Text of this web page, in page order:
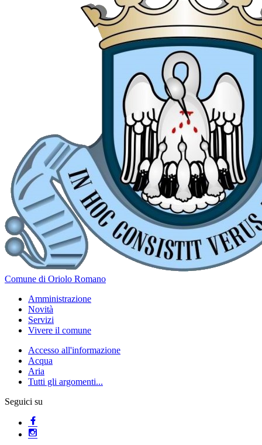
Comune di Oriolo Romano
Amministrazione
Novità
Servizi
Vivere il comune
Accesso all'informazione
Acqua
Aria
Tutti gli argomenti...
Seguici su